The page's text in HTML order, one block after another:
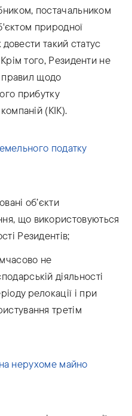
постачальником
природної
такий статус
того, Резиденти не
правил щодо
прибутку
(КІК).
податку
об’єкти
що використовуються
Резидентів;
не
діяльності
релокації і при
третім
на нерухоме майно